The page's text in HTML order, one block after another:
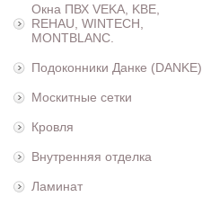
Окна ПВХ VEKA, KBE,
REHAU, WINTECH,
MONTBLANC.
Подоконники Данке (DANKE)
Москитные сетки
Кровля
Внутренняя отделка
Ламинат